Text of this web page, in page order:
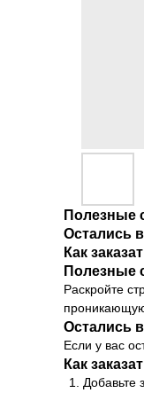
Полезные
Остались
Как
Полезные
Раскройте
проникающую
Остались
Если у вас
Как
Добавьте